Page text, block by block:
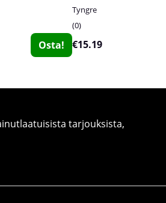
Osta!
Tyngre
0
€15.19
tarjouksista,